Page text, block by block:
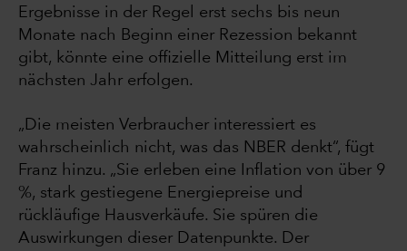
Ergebnisse in der Regel erst sechs bis neun
Monate nach Beginn einer Rezession bekannt
gibt, könnte eine offizielle Mitteilung erst im
nächsten Jahr erfolgen.
„Die meisten Verbraucher interessiert es
wahrscheinlich nicht, was das NBER denkt“, fügt
Franz hinzu. „Sie erleben eine Inflation von über 9
%, stark gestiegene Energiepreise und
rückläufige Hausverkäufe. Sie spüren die
Auswirkungen dieser Datenpunkte. Der